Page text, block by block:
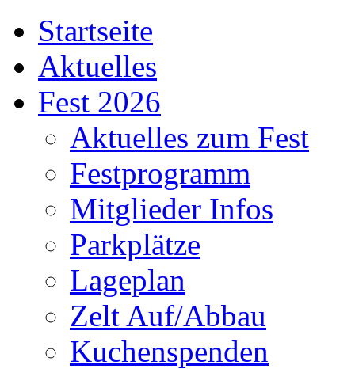
Startseite
Aktuelles
Fest 2026
Aktuelles zum Fest
Festprogramm
Mitglieder Infos
Parkplätze
Lageplan
Zelt Auf/Abbau
Kuchenspenden